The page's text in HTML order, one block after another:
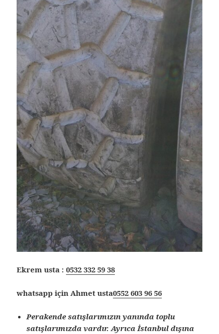
Ekrem usta :0532 332 59 38
whatsapp için Ahmet usta0552 603 96 56
Perakende satışlarımızın yanında toplu
satışlarımızda vardır. Ayrıca İstanbul dışına